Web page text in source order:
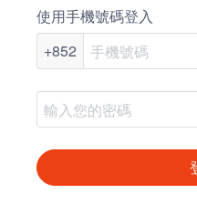
使用手機號碼登入
+852